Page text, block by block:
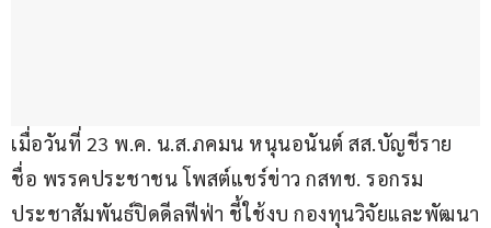
เมื่อวันที่ 23 พ.ค. น.ส.ภคมน หนุนอนันต์ สส.บัญชีราย
ชื่อ พรรคประชาชน โพสต์แชร์ข่าว กสทช. รอกรม
ประชาสัมพันธ์ปิดดีลฟีฟ่า ชี้ใช้งบ กองทุนวิจัยและพัฒนา